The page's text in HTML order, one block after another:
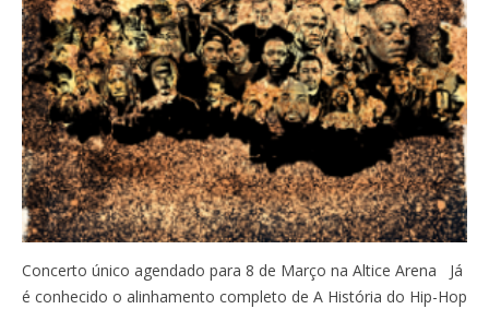
Concerto único agendado para 8 de Março na Altice Arena Já
é conhecido o alinhamento completo de A História do Hip-Hop